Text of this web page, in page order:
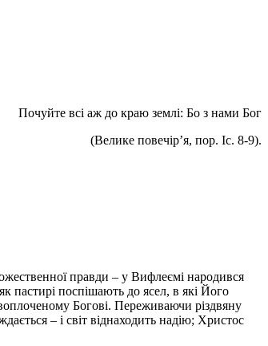
Почуйте всі аж до краю землі: Бо з нами Бог
(Велике повечір’я, пор. Іс. 8-9).
правди – у Вифлеємі народився
пастирі поспішають до ясел, в які Його
Богові. Переживаючи різдвяну
– і світ віднаходить надію; Христос